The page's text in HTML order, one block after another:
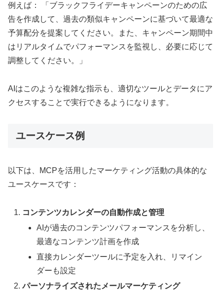
例えば： 「ブラックフライデーキャンペーンのための広
告を作成して、過去の類似キャンペーンに基づいて最適な
予算配分を提案してください。また、キャンペーン期間中
はリアルタイムでパフォーマンスを監視し、必要に応じて
調整してください。」
AIはこのような複雑な指示も、適切なツールとデータにア
クセスすることで実行できるようになります。
ユースケース例
以下は、MCPを活用したマーケティング活動の具体的な
ユースケースです：
コンテンツカレンダーの自動作成と管理
AIが過去のコンテンツパフォーマンスを分析し、
最適なコンテンツ計画を作成
直接カレンダーツールに予定を入れ、リマイン
ダーも設定
パーソナライズされたメールマーケティング